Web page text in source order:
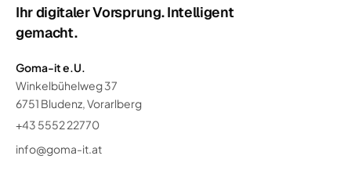
Ihr digitaler Vorsprung. Intelligent
gemacht.
Goma-it e.U.
Winkelbühelweg 37
6751 Bludenz, Vorarlberg
+43 5552 22770
info@goma-it.at